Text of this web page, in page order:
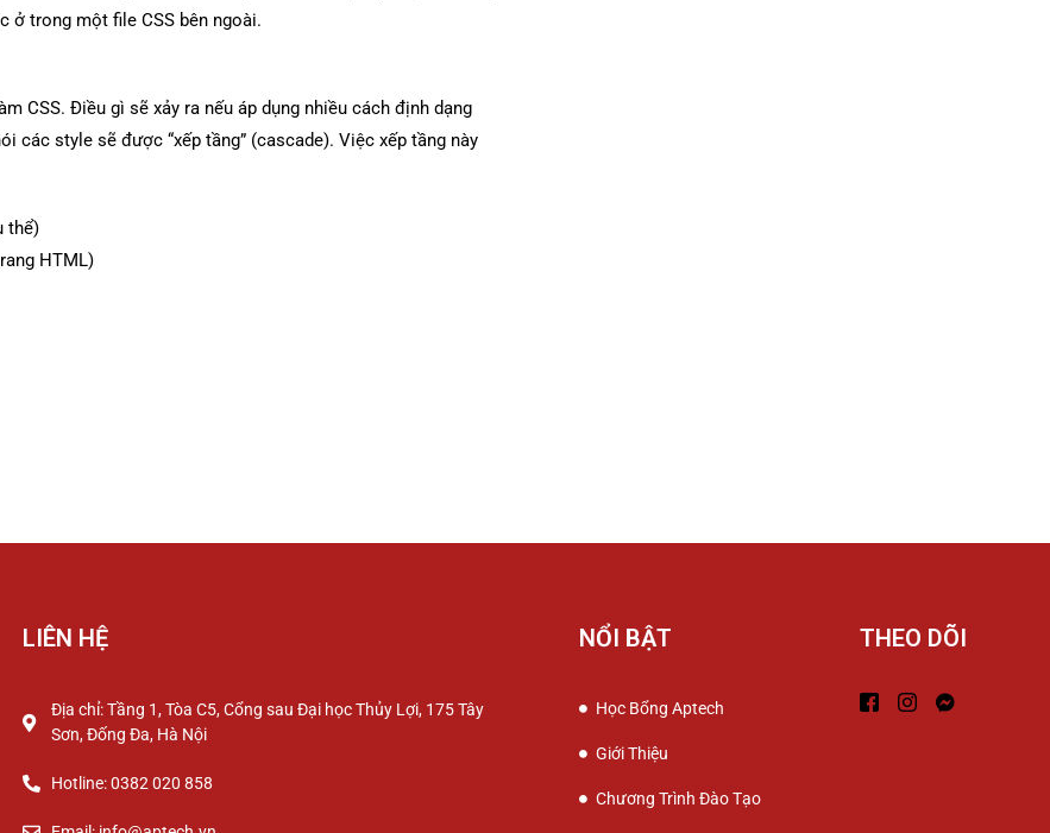
ở trong một file CSS bên ngoài.
CSS. Điều gì sẽ xảy ra nếu áp dụng nhiều cách định dạng
các style sẽ được “xếp tầng” (cascade). Việc xếp tầng này
thể)
HTML)
LIÊN HỆ
Địa chỉ: Tầng 1, Tòa C5, Cổng sau Đại học Thủy Lợi, 175 Tây
Sơn, Đống Đa, Hà Nội
Hotline: 0382 020 858
NỔI BẬT
Học Bổng Aptech
Giới Thiệu
Chương Trình Đào Tạo
THEO DÕI